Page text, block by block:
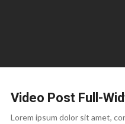
Video Post Full-
Lorem ipsum dolor sit amet,